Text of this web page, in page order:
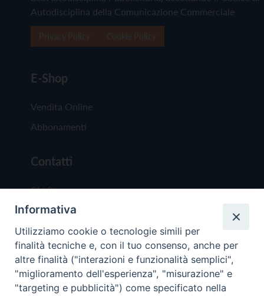
Autodisciplina della Comunicazione Commerciale
E-Shop
Vendita Online
Abbonamenti
Contatti
Chi Siamo
Redazione
Scrivici
Informativa
Utilizziamo cookie o tecnologie simili per
finalità tecniche e, con il tuo consenso, anche per
altre finalità ("interazioni e funzionalità semplici",
"miglioramento dell'esperienza", "misurazione" e
"targeting e pubblicità") come specificato nella